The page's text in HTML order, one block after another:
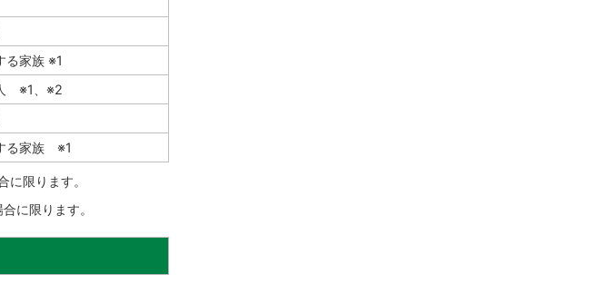
る家族 ※1
※1、※2
る家族 ※1
限ります。
に限ります。